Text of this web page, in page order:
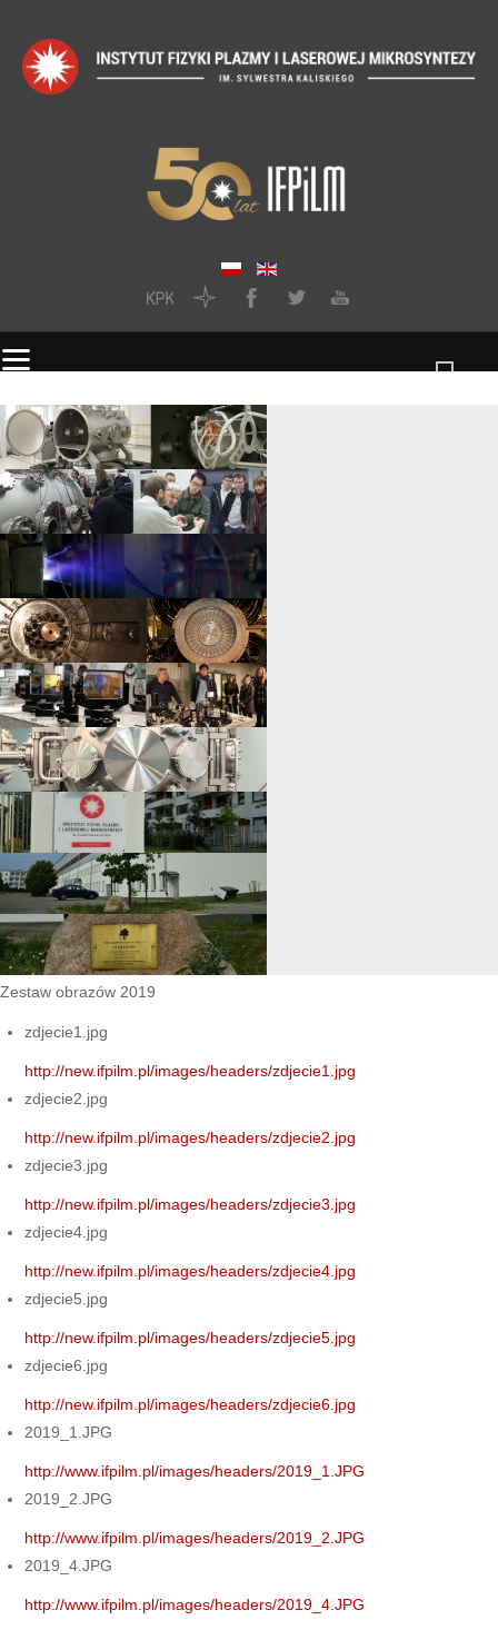
Zestaw obrazów 2019
zdjecie1.jpg
http://new.ifpilm.pl/images/headers/zdjecie1.jpg
zdjecie2.jpg
http://new.ifpilm.pl/images/headers/zdjecie2.jpg
zdjecie3.jpg
http://new.ifpilm.pl/images/headers/zdjecie3.jpg
zdjecie4.jpg
http://new.ifpilm.pl/images/headers/zdjecie4.jpg
zdjecie5.jpg
http://new.ifpilm.pl/images/headers/zdjecie5.jpg
zdjecie6.jpg
http://new.ifpilm.pl/images/headers/zdjecie6.jpg
2019_1.JPG
http://www.ifpilm.pl/images/headers/2019_1.JPG
2019_2.JPG
http://www.ifpilm.pl/images/headers/2019_2.JPG
2019_4.JPG
http://www.ifpilm.pl/images/headers/2019_4.JPG